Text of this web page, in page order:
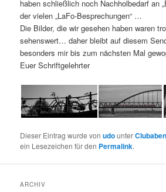
haben schließlich noch Nachholbedarf an
der vielen „LaFo-Besprechungen“ …
Die Bilder, die wir gesehen haben waren
sehenswert… daher bleibt auf diesem
besonders mir bis zum nächsten Mal
Euer Schriftgelehrter
Dieser Eintrag wurde vonudounter
ein Lesezeichen für den Permalink.
ARCHIV